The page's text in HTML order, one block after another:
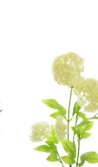
免費更換顏色,不另收費
設定而存在一定色差,訂
,為保障客戶在花店利益,